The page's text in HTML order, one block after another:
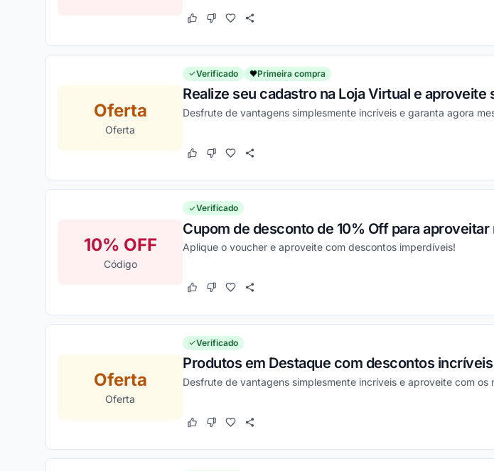
Este cupom funcionou
Este cupom não funcionou
Oferta
Oferta
Verificado Primeira compra
Realize seu cadastro na Loja Virtual e
Desfrute de vantagens simplesmente incríveis e garanta agora
Este cupom funcionou
Este cupom não funcionou
10% OFF
Código
Verificado
Cupom de desconto de 10% Off para
Aplique o voucher e aproveite com descontos imperdíveis!
Este cupom funcionou
Este cupom não funcionou
Oferta
Oferta
Verificado
Produtos em Destaque com descontos
Desfrute de vantagens simplesmente incríveis e aproveite com os
Este cupom funcionou
Este cupom não funcionou